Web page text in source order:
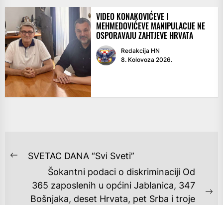
VIDEO KONAKOVIĆEVE I
MEHMEDOVIĆEVE MANIPULACIJE NE
OSPORAVAJU ZAHTJEVE HRVATA
Redakcija HN
8. Kolovoza 2026.
NAVIGACIJA
OBJAVA
Previous
SVETAC DANA “Svi Sveti”
Šokantni podaci o diskriminaciji Od
365 zaposlenih u općini Jablanica, 347
Bošnjaka, deset Hrvata, pet Srba i troje